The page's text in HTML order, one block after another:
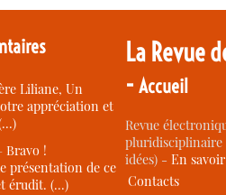
Liliane, Un
appréciation et
Bravo !
présentation de ce
érudit. (…)
La Revue
-Accueil
Revue
idées) -En
Contacts